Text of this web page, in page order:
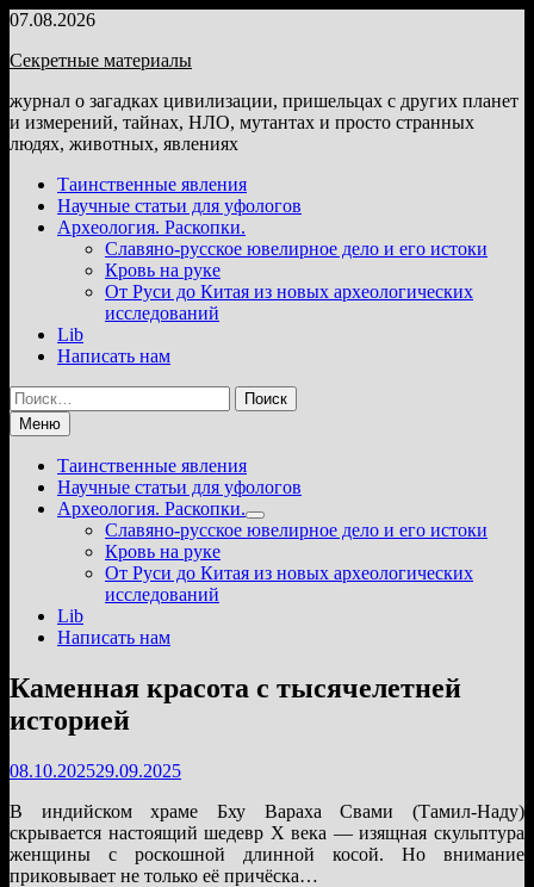
Перейти
содержимому
07.08.2026
Секретные материалы
журнал о загадках цивилизации, пришельцах с других планет
и измерений, тайнах, НЛО, мутантах и просто странных
людях, животных, явлениях
Таинственные явления
Научные статьи для уфологов
Археология. Раскопки.
Славяно-русское ювелирное дело и его истоки
Кровь на руке
От Руси до Китая из новых археологических
исследований
Lib
Написать нам
Найти:
Меню
Таинственные явления
Научные статьи для уфологов
Археология. Раскопки.
Показать
подменю
Славяно-русское ювелирное дело и его истоки
Кровь на руке
От Руси до Китая из новых археологических
исследований
Lib
Написать нам
Каменная красота с тысячелетней
историей
08.10.202529.09.2025
В индийском храме Бху Вараха Свами (Тамил-Наду)
скрывается настоящий шедевр X века — изящная скульптура
женщины с роскошной длинной косой. Но внимание
приковывает не только её причёска…